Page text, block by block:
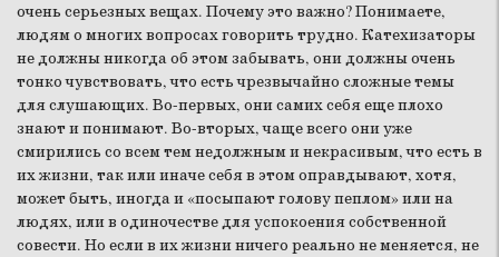
очень серьезных вещах. Почему это важно? Понимаете,
людям о многих вопросах говорить трудно. Катехизаторы
не должны никогда об этом забывать, они должны очень
тонко чувствовать, что есть чрезвычайно сложные темы
для слушающих. Во-первых, они самих себя еще плохо
знают и понимают. Во-вторых, чаще всего они уже
смирились со всем тем недолжным и некрасивым, что есть в
их жизни, так или иначе себя в этом оправдывают, хотя,
может быть, иногда и «посыпают голову пеплом» или на
людях, или в одиночестве для успокоения собственной
совести. Но если в их жизни ничего реально не меняется, не